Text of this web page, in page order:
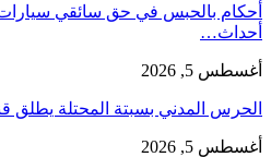
أحكام بالحبس في حق سائقي
أحداث…
أغسطس 5, 2026
الحرس المدني بسبتة المحتلة يطلق
أغسطس 5, 2026